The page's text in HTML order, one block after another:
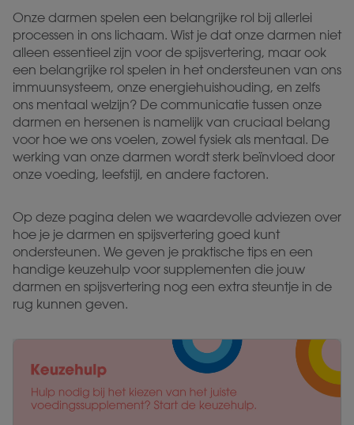
Onze darmen spelen een belangrijke rol bij allerlei
processen in ons lichaam. Wist je dat onze darmen niet
alleen essentieel zijn voor de spijsvertering, maar ook
een belangrijke rol spelen in het ondersteunen van ons
immuunsysteem, onze energiehuishouding, en zelfs
ons mentaal welzijn? De communicatie tussen onze
darmen en hersenen is namelijk van cruciaal belang
voor hoe we ons voelen, zowel fysiek als mentaal. De
werking van onze darmen wordt sterk beïnvloed door
onze voeding, leefstijl, en andere factoren.
Op deze pagina delen we waardevolle adviezen over
hoe je je darmen en spijsvertering goed kunt
ondersteunen. We geven je praktische tips en een
handige keuzehulp voor supplementen die jouw
darmen en spijsvertering nog een extra steuntje in de
rug kunnen geven.